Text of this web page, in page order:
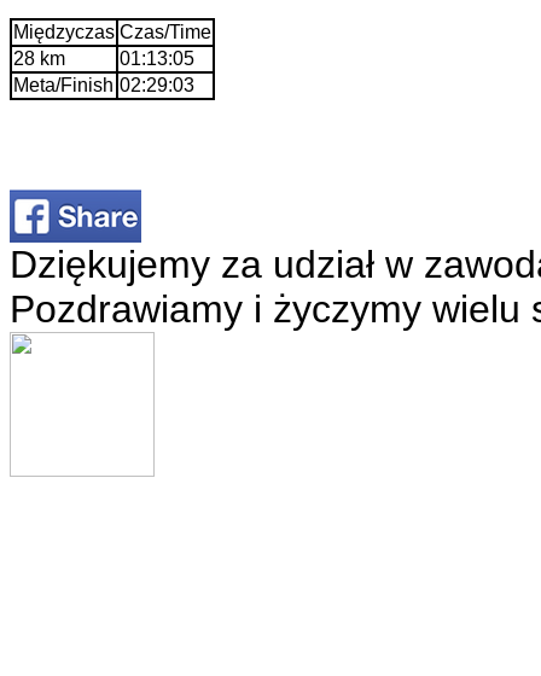
Międzyczas Czas/Time
28 km
01:13:05
Meta/Finish 02:29:03
Dziękujemy za udział w
Pozdrawiamy i życzymy wielu